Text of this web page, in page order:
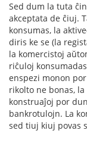
Sed dum la tuta
akceptata de ĉiuj.
konsumas, la
diris ke se (la
la komercistoj
riĉuloj
enspezi monon
rikolto ne bonas,
konstruaĵoj por
bankrotulojn. La
sed tiuj kiuj povas